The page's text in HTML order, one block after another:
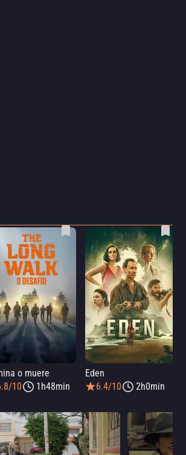
o muere
10
1h48min
Eden
6.4/10
2h0min